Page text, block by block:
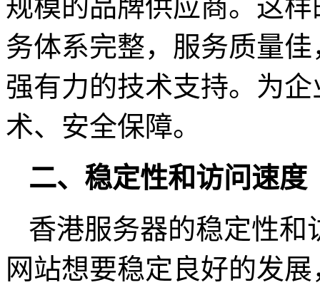
规模的品牌供应商。这
务体系完整，服务质量
强有力的技术支持。为
术、安全保障。
二、稳定性和访问速度
香港服务器的稳定性和
网站想要稳定良好的发